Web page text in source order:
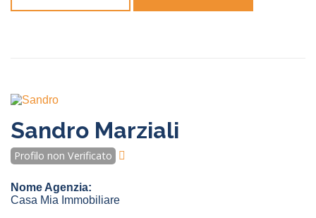
Sandro Marziali
Profilo non Verificato
Nome Agenzia:
Casa Mia Immobiliare